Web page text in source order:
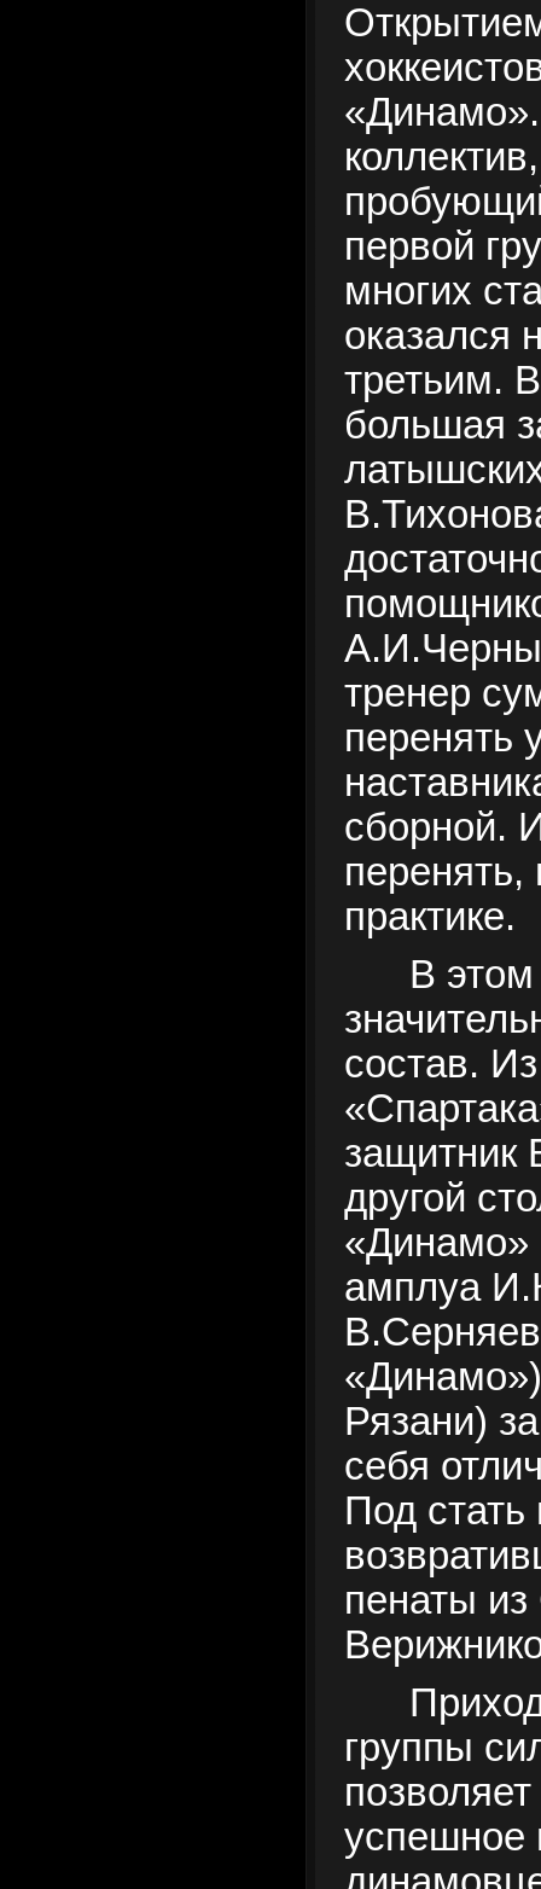
первой
многих
оказался
третьим.
большая
тренер
перенять
сборной.
перенять,
практике.
В этом
состав.
защитник
другой
«Динамо»
амплуа
В.Серняев
Рязани)
себя
Под стать
пенаты
группы
успешное